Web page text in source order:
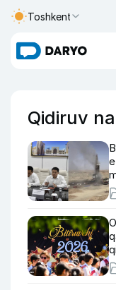
Toshkent
Qidiruv